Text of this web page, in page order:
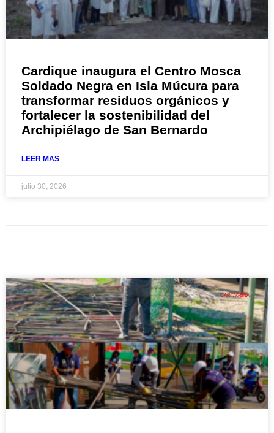
Cardique inaugura el Centro Mosca
Soldado Negra en Isla Múcura para
transformar residuos orgánicos y
fortalecer la sostenibilidad del
Archipiélago de San Bernardo
LEER MAS
julio 30, 2026
CARTAGENA